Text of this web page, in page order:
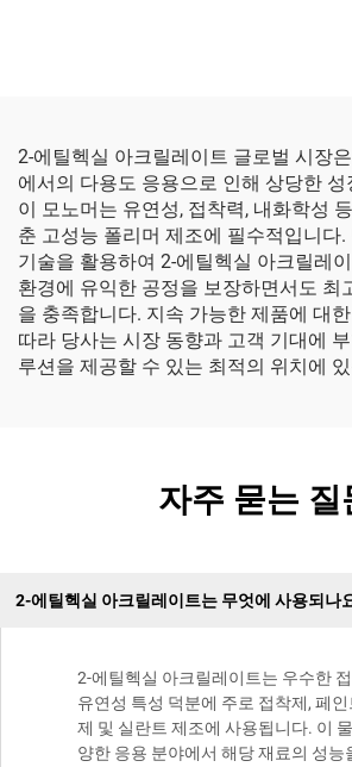
2-에틸헥실 아크릴레이트 글로벌 시장
에서의 다용도 응용으로 인해 상당한
이 모노머는 유연성, 접착력, 내화학성
춘 고성능 폴리머 제조에 필수적입니다
기술을 활용하여 2-에틸헥실 아크릴레
환경에 유익한 공정을 보장하면서도 최
을 충족합니다. 지속 가능한 제품에 대
따라 당사는 시장 동향과 고객 기대에
루션을 제공할 수 있는 최적의 위치에
자주 묻는 질
2-에틸헥실 아크릴레이트는 무엇에 사용되나
2-에틸헥실 아크릴레이트는 우수한
유연성 특성 덕분에 주로 접착제, 페인
제 및 실란트 제조에 사용됩니다. 이
양한 응용 분야에서 해당 재료의 성능